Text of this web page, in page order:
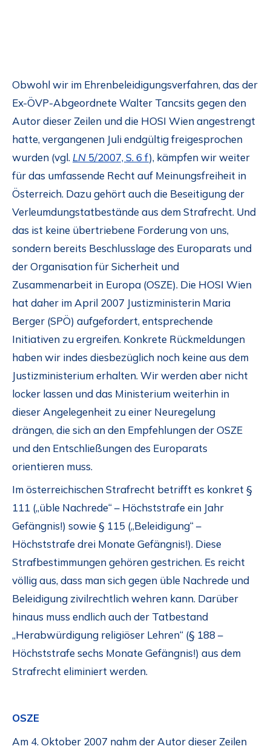
Obwohl wir im Ehrenbeleidigungsverfahren, das der
Ex-ÖVP-Abgeordnete Walter Tancsits gegen den
Autor dieser Zeilen und die HOSI Wien angestrengt
hatte, vergangenen Juli endgültig freigesprochen
wurden (vgl. LN 5/2007, S. 6 f), kämpfen wir weiter
für das umfassende Recht auf Meinungsfreiheit in
Österreich. Dazu gehört auch die Beseitigung der
Verleumdungstatbestände aus dem Strafrecht. Und
das ist keine übertriebene Forderung von uns,
sondern bereits Beschlusslage des Europarats und
der Organisation für Sicherheit und
Zusammenarbeit in Europa (OSZE). Die HOSI Wien
hat daher im April 2007 Justizministerin Maria
Berger (SPÖ) aufgefordert, entsprechende
Initiativen zu ergreifen. Konkrete Rückmeldungen
haben wir indes diesbezüglich noch keine aus dem
Justizministerium erhalten. Wir werden aber nicht
locker lassen und das Ministerium weiterhin in
dieser Angelegenheit zu einer Neuregelung
drängen, die sich an den Empfehlungen der OSZE
und den Entschließungen des Europarats
orientieren muss.
Im österreichischen Strafrecht betrifft es konkret §
111 („üble Nachrede“ – Höchststrafe ein Jahr
Gefängnis!) sowie § 115 („Beleidigung“ –
Höchststrafe drei Monate Gefängnis!). Diese
Strafbestimmungen gehören gestrichen. Es reicht
völlig aus, dass man sich gegen üble Nachrede und
Beleidigung zivilrechtlich wehren kann. Darüber
hinaus muss endlich auch der Tatbestand
„Herabwürdigung religiöser Lehren“ (§ 188 –
Höchststrafe sechs Monate Gefängnis!) aus dem
Strafrecht eliminiert werden.
OSZE
Am 4. Oktober 2007 nahm der Autor dieser Zeilen